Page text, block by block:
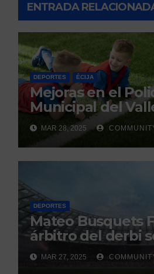
ENTRADA
DEPORTES ÉCIJA
Mejoras en el
Municipal del
Renovación y
Continuo.
MAR 28, 2025
DEPORTES
Mateo Busquets
árbitro del derbi
con un historial
debate
MAR 27, 2025